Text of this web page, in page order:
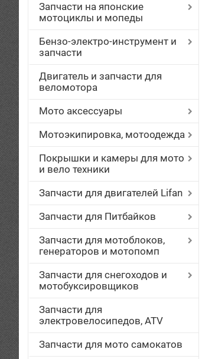
Запчасти на японские
мотоциклы и мопеды
Бензо-электро-инструмент и
запчасти
Двигатель и запчасти для
веломотора
Мото аксессуары
Мотоэкипировка, мотоодежда
Покрышки и камеры для мото
и вело техники
Запчасти для двигателей Lifan
Запчасти для Питбайков
Запчасти для мотоблоков,
генераторов и мотопомп
Запчасти для снегоходов и
мотобуксировщиков
Запчасти для
электровелосипедов, ATV
Запчасти для мото самокатов